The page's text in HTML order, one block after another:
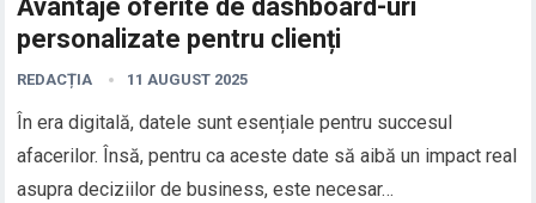
Avantaje oferite de dashboard-uri
personalizate pentru clienți
REDACȚIA 11 AUGUST 2025
În era digitală, datele sunt esențiale pentru succesul
afacerilor. Însă, pentru ca aceste date să aibă un impact real
asupra deciziilor de business, este necesar…